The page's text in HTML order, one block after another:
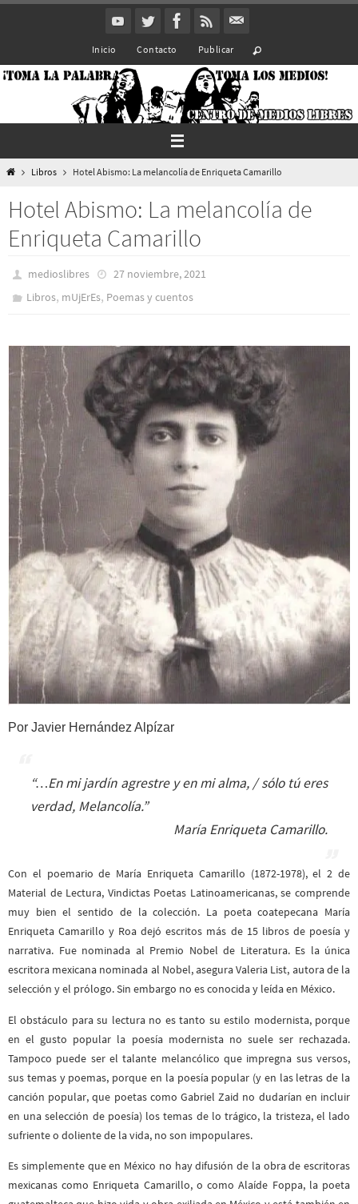
Inicio Contacto Publicar
InicioLibros Hotel Abismo: La melancolía de Enriqueta Camarillo
Hotel Abismo: La melancolía de
Enriqueta Camarillo
medioslibres
27 noviembre, 2021
Libros, mUjErEs, Poemas y cuentos
Por Javier Hernández Alpízar
“…En mi jardín agrestre y en mi alma, / sólo tú eres
verdad, Melancolía.”
María Enriqueta Camarillo.
Con el poemario de María Enriqueta Camarillo (1872-1978), el 2 de
Material de Lectura, Vindictas Poetas Latinoamericanas, se comprende
muy bien el sentido de la colección. La poeta coatepecana María
Enriqueta Camarillo y Roa dejó escritos más de 15 libros de poesía y
narrativa. Fue nominada al Premio Nobel de Literatura. Es la única
escritora mexicana nominada al Nobel, asegura Valeria List, autora de la
selección y el prólogo. Sin embargo no es conocida y leída en México.
El obstáculo para su lectura no es tanto su estilo modernista, porque
en el gusto popular la poesía modernista no suele ser rechazada.
Tampoco puede ser el talante melancólico que impregna sus versos,
sus temas y poemas, porque en la poesía popular (y en las letras de la
canción popular, que poetas como Gabriel Zaid no dudarían en incluir
en una selección de poesía) los temas de lo trágico, la tristeza, el lado
sufriente o doliente de la vida, no son impopulares.
Es simplemente que en México no hay difusión de la obra de escritoras
mexicanas como Enriqueta Camarillo, o como Alaíde Foppa, la poeta